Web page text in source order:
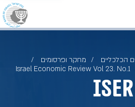
הכלכליים
מחקר ופרסומים
Israel Economic Review Vol 23. No.1
IsER